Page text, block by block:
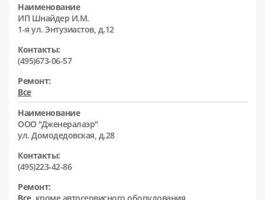
Наименование
ИП Шнайдер И.М.
1-я ул. Энтузиастов, д.12
Контакты:
(495)673-06-57
Ремонт:
Все
Наименование
ООО "Дженералаэр"
ул. Домодедовская, д.28
Контакты:
(495)223-42-86
Ремонт:
Все, кроме автосервисного оборудования